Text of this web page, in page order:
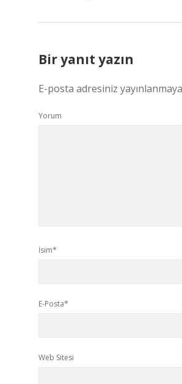
Bir yanıt yazın
E-posta adresiniz
Yorum
İsim*
E-Posta*
Web Sitesi